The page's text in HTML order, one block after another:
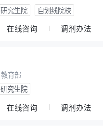
研究生院 自划线院校
在线咨询 调剂办法
教育部
研究生院
在线咨询 调剂办法